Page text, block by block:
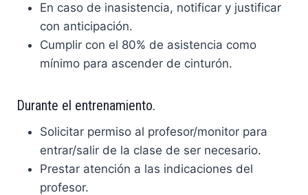
En caso de inasistencia, notificar y justificar
con anticipación.
Cumplir con el 80% de asistencia como
mínimo para ascender de cinturón.
Durante el entrenamiento.
Solicitar permiso al profesor/monitor para
entrar/salir de la clase de ser necesario.
Prestar atención a las indicaciones del
profesor.